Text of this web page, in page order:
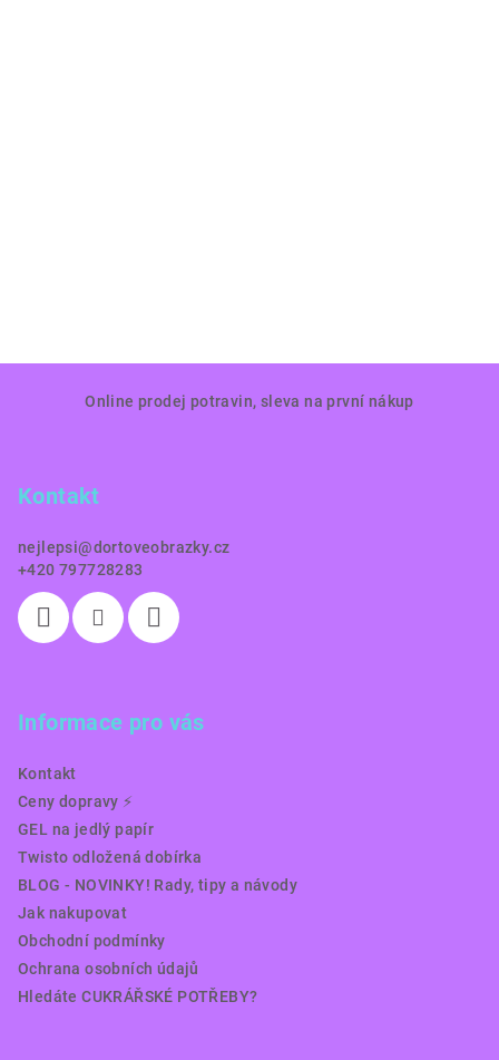
Online prodej potravin, sleva na první nákup
Kontakt
nejlepsi@dortoveobrazky.cz
+420 797728283
Informace pro vás
Kontakt
Ceny dopravy ⚡️
GEL na jedlý papír
Twisto odložená dobírka
BLOG - NOVINKY! Rady, tipy a návody
Jak nakupovat
Obchodní podmínky
Ochrana osobních údajů
Hledáte CUKRÁŘSKÉ POTŘEBY?